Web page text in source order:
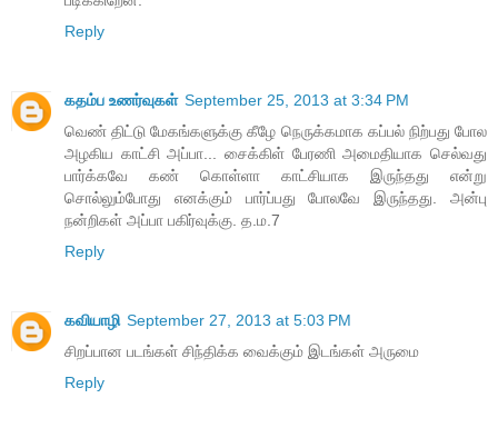
Reply
கதம்ப உணர்வுகள் September 25, 2013 at 3:34 PM
வெண் திட்டு மேகங்களுக்கு கீழே நெருக்கமாக கப்பல் நிற்பது போல
அழகிய காட்சி அப்பா... சைக்கிள் பேரணி அமைதியாக செல்வது
பார்க்கவே கண் கொள்ளா காட்சியாக இருந்தது என்று
சொல்லும்போது எனக்கும் பார்ப்பது போலவே இருந்தது. அன்பு
நன்றிகள் அப்பா பகிர்வுக்கு. த.ம.7
Reply
கவியாழி September 27, 2013 at 5:03 PM
சிறப்பான படங்கள் சிந்திக்க வைக்கும் இடங்கள் அருமை
Reply